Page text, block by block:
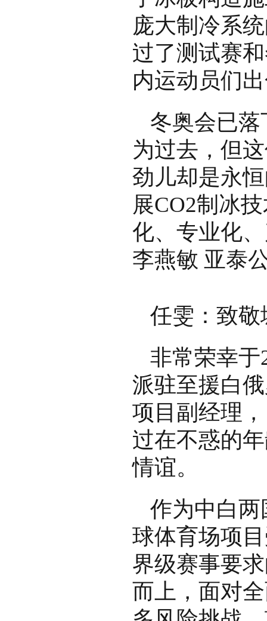
庞大制冷系
过了测试赛
内运动员们
冬奥会已
为过去，但
劲儿却是永
展CO2制冰
化、专业化
李燕敏 亚泰
任雯：致
非常荣幸于
派驻至援白
项目副经理
过在不惑的
情谊。
作为中白
球体育场项
界级赛事要
而上，面对